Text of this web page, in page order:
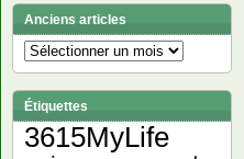
Anciens articles
Anciens
articles
Étiquettes
3615MyLife